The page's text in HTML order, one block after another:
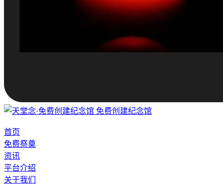
免费创建纪念馆
首页
免费祭奠
资讯
平台介绍
关于我们